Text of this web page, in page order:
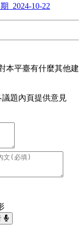
2024-10-22
本平臺有什麼其他建
題內頁提供意見